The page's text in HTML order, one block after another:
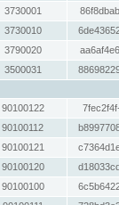
3730001
3730010
3790020
3500031
90100122
90100112
90100121
90100120
90100100